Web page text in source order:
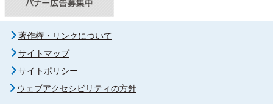
著作権・リンクについて
サイトマップ
サイトポリシー
ウェブアクセシビリティの方針